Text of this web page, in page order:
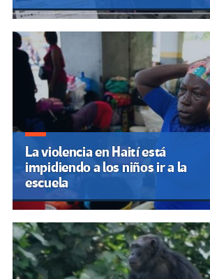
La violencia en Haití está
impidiendo a los niños ir a la
escuela